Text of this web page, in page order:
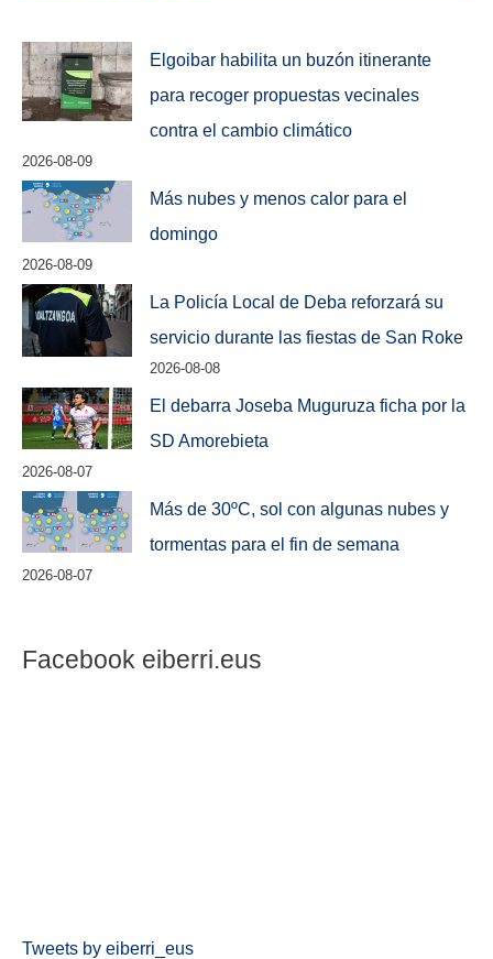
Elgoibar habilita un buzón itinerante
para recoger propuestas vecinales
contra el cambio climático
2026-08-09
Más nubes y menos calor para el
domingo
2026-08-09
La Policía Local de Deba reforzará su
servicio durante las fiestas de San Roke
2026-08-08
El debarra Joseba Muguruza ficha por la
SD Amorebieta
2026-08-07
Más de 30ºC, sol con algunas nubes y
tormentas para el fin de semana
2026-08-07
Facebook eiberri.eus
Tweets by eiberri_eus